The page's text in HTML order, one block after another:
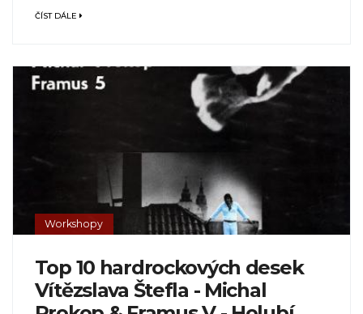
ČÍST DÁLE
Workshopy
Top 10 hardrockových desek
Vítězslava Štefla - Michal